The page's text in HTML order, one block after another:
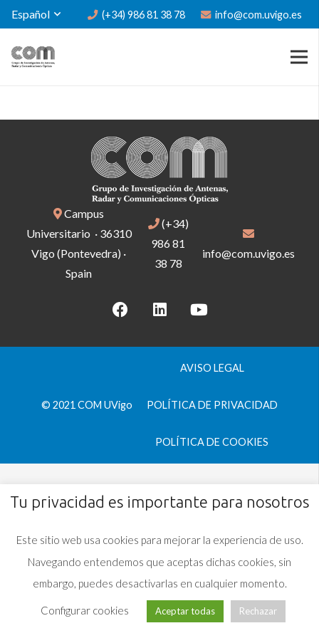
Español (+34) 986 81 38 78 info@com.uvigo.es
Campus
Universitario · 36310
Vigo (Pontevedra) ·
Spain
(+34)
986 81
38 78
info@com.uvigo.es
© 2021 COM UVigo
AVISO LEGAL
POLÍTICA DE PRIVACIDAD
POLÍTICA DE COOKIES
Tu privacidad es importante para nosotros
Este sitio web usa cookies para mejorar la experiencia de uso.
Navegando entendemos que aceptas dichas cookies, sin
embargo, puedes desactivarlas en cualquier momento.
Configurar cookies Aceptar todas Rechazar